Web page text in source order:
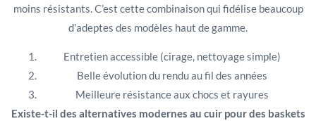
moins résistants. C’est cette combinaison qui fidélise beaucoup
d’adeptes des modèles haut de gamme.
Entretien accessible (cirage, nettoyage simple)
Belle évolution du rendu au fil des années
Meilleure résistance aux chocs et rayures
Existe-t-il des alternatives modernes au cuir pour des baskets